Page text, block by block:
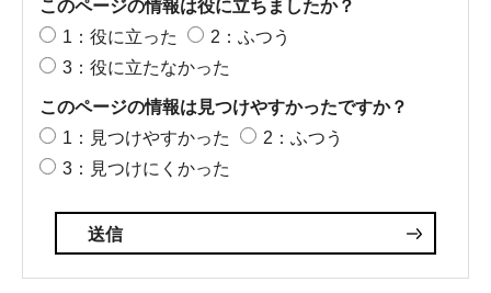
このページの情報は役に立ちましたか？
1：役に立った
2：ふつう
3：役に立たなかった
このページの情報は見つけやすかったですか？
1：見つけやすかった
2：ふつう
3：見つけにくかった